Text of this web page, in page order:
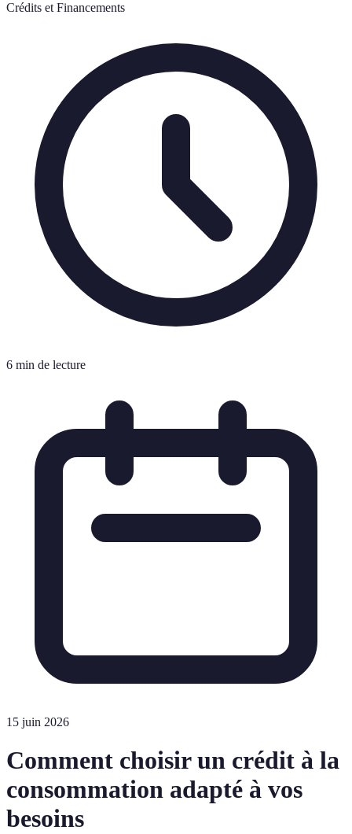
Crédits et Financements
6 min de lecture
15 juin 2026
Comment choisir un crédit à la
consommation adapté à vos
besoins